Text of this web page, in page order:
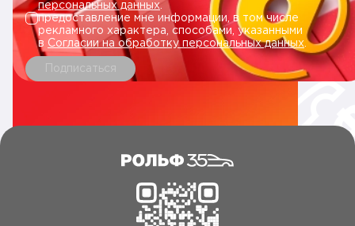
персональных данных.
предоставление мне информации, в том числе
рекламного характера, способами, указанными
в Согласии на обработку персональных данных
Подписаться